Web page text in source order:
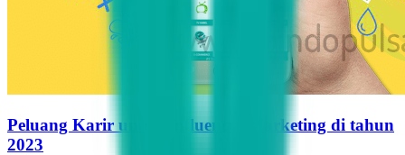
Peluang Karir untuk Influencer Marketing di tahun
2023